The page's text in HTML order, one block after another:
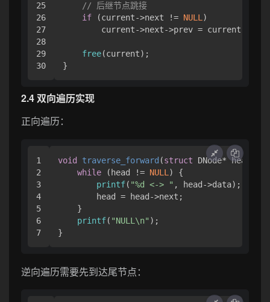
25
26
27
28
29
// 后继节点跳接
if (current->next != NULL )
current->next->prev = current-
free(current);
2.4 双向遍历实现
正向遍历：
1
2
3
4
5
6
void traverse_forward (struct DNode* head)
while (head != NULL ) {
printf( "%d <-> " , head->data);
        head = head->next;
    }
printf( "NULL\n" );
逆向遍历需要先到达尾节点：